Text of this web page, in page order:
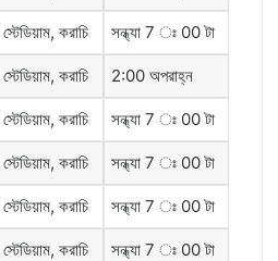
করাচি সন্ধ্যা 7 ঃ 00 টা
করাচি 2:00 অপরাহ্ন
করাচি সন্ধ্যা 7 ঃ 00 টা
করাচি সন্ধ্যা 7 ঃ 00 টা
করাচি সন্ধ্যা 7 ঃ 00 টা
করাচি সন্ধ্যা 7 ঃ 00 টা